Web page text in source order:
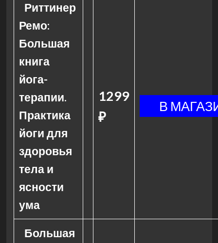
Риттинер
Ремо:
Большая
книга
йога-
терапии.
Практика
йоги для
здоровья
тела и
ясности
ума
1299
₽
Большая